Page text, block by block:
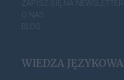
ZAPISZ SIĘ NA NEWSLETTER
O NAS
BLOG
WIEDZA JĘZYKOWA